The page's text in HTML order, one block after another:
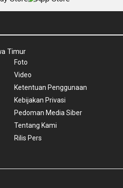
Timur
Foto
Video
Ketentuan Penggunaan
Kebijakan Privasi
Pedoman Media Siber
Tentang Kami
Rilis Pers